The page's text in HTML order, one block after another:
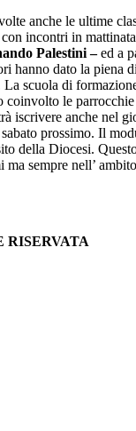
anche le ultime
incontri in
Palestini –ed a
hanno dato la piena
scuola di
coinvolto le parrocchie
iscrivere anche nel
prossimo. Il
della Diocesi.
sempre nell’
RISERVATA